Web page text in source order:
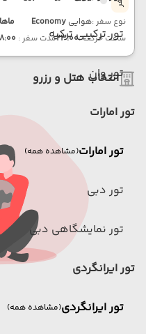
تور ترکیبی ترکیه
تور وان
تور امارات
تور امارات(مشاهده همه)
تور دبی
تور نمایشگاهی دبی
تور ایرانگردی
تور ایرانگردی(مشاهده همه)
نوع سفر :هوایی
ساعت حرکت :23:00مدت سفر :
انتخاب هتل و رزرو